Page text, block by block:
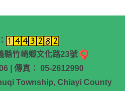
縣竹崎鄉文化路23號
| 傳真： 05-2612990
Township, Chiayi County